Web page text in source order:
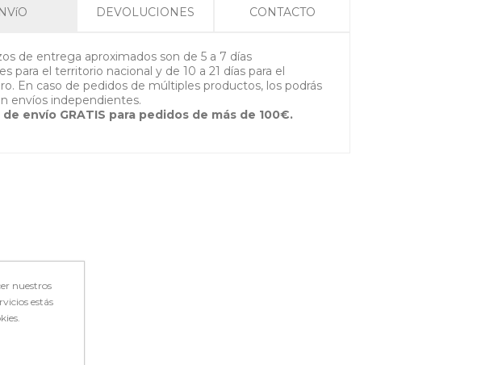
DEVOLUCIONES CONTACTO
de entrega aproximados son de 5 a 7 días
para el territorio nacional y de 10 a 21 días para el
En caso de pedidos de múltiples productos, los podrás
envíos independientes.
envío GRATIS para pedidos de más de 100€.
nuestros
estás